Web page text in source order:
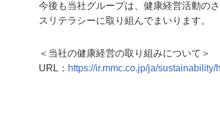
今後も当社グループは、健康経営活動の
スリテラシーに取り組んでまいります。
＜当社の健康経営の取り組みについて＞
URL： https://ir.mmc.co.jp/ja/sustainability/